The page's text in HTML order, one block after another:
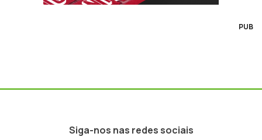
PUB
Siga-nos nas redes sociais